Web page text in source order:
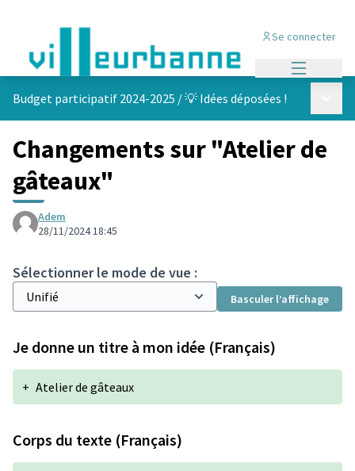
Se connecter
Budget participatif 2024-2025 /💡 Idées déposées !
Changements sur "Atelier de
gâteaux"
Adem
28/11/2024 18:45
Sélectionner le mode de vue :
Basculer l’affichage
Je donne un titre à mon idée (Français)
+ Atelier de gâteaux
Corps du texte (Français)